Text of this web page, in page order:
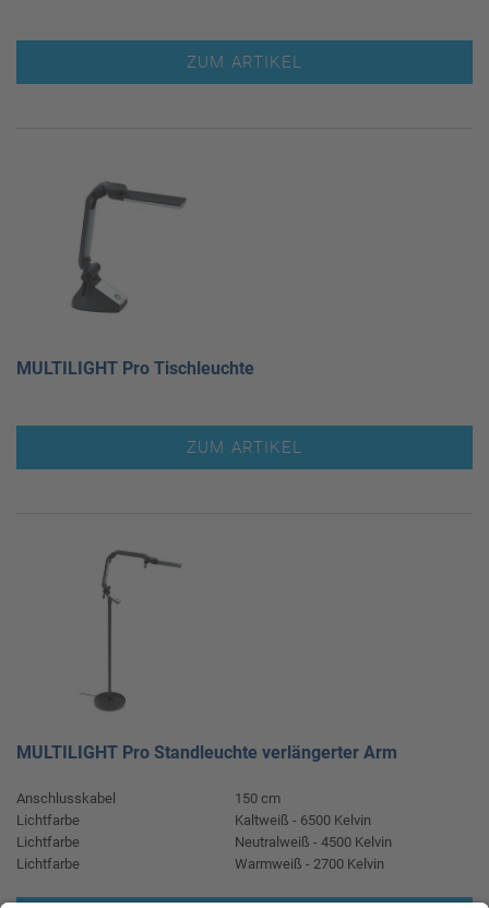
ZUM ARTIKEL
MULTILIGHT Pro Tischleuchte
ZUM ARTIKEL
MULTILIGHT Pro Standleuchte verlängerter Arm
Anschlusskabel
150 cm
Lichtfarbe
Kaltweiß - 6500 Kelvin
Lichtfarbe
Neutralweiß - 4500 Kelvin
Lichtfarbe
Warmweiß - 2700 Kelvin